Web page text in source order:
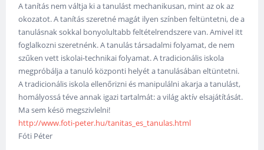
A tanítás nem váltja ki a tanulást mechanikusan, mint az ok az
okozatot. A tanítás szeretné magát ilyen színben feltüntetni, de a
tanulásnak sokkal bonyolultabb feltételrendszere van. Amivel itt
foglalkozni szeretnénk. A tanulás társadalmi folyamat, de nem
szűken vett iskolai-technikai folyamat. A tradicionális iskola
megpróbálja a tanuló központi helyét a tanulásában eltüntetni.
A tradicionális iskola ellenőrizni és manipulálni akarja a tanulást,
homályossá téve annak igazi tartalmát: a világ aktív elsajátítását.
Ma sem késö megszivlelni!
http://www.foti-peter.hu/tanitas_es_tanulas.html
Fóti Péter